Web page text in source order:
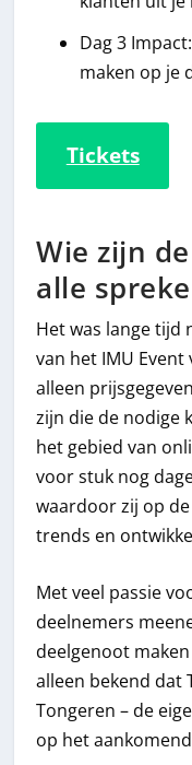
Dag 3
maken op je
Tickets
Wie zijn
alle
Het was lange tijd
van het IMU
alleen
zijn die de nodige
het gebied van
voor stuk nog
waardoor zij op
trends en
Met veel passie
deelnemers
deelgenoot
alleen bekend dat
Tongeren – de
op het